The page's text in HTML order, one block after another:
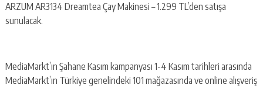
ARZUM AR3134 Dreamtea Çay Makinesi – 1.299 TL’den satışa
sunulacak.
MediaMarkt’ın Şahane Kasım kampanyası 1-4 Kasım tarihleri arasında
MediaMarkt’ın Türkiye genelindeki 101 mağazasında ve online alışveriş